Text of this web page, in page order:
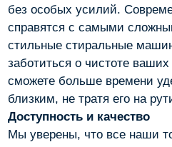
без особых усилий.
справятся с самыми
стильные стиральные
заботиться о чистоте
сможете больше времени
близким, не тратя его на
Доступность и качество
Мы уверены, что все наши